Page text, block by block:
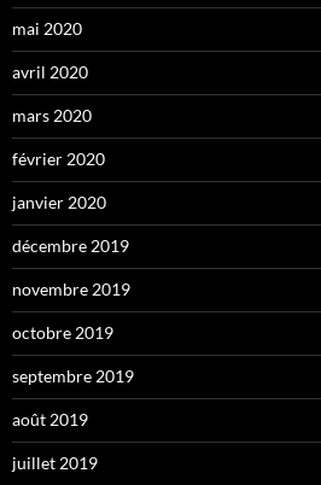
mai 2020
avril 2020
mars 2020
février 2020
janvier 2020
décembre 2019
novembre 2019
octobre 2019
septembre 2019
août 2019
juillet 2019